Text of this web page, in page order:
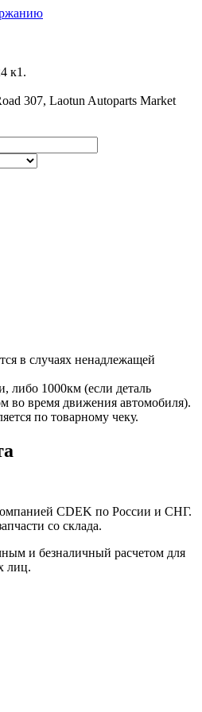
к1.
307, Laotun Autoparts Market
в случаях ненадлежащей
либо 1000км (если деталь
во время движения автомобиля).
по товарному чеку.
CDEK по России и СНГ.
со склада.
и безналичный расчетом для
лиц.